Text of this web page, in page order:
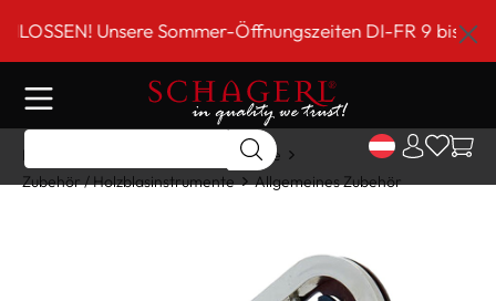
springen
Unsere Sommer-Öffnungszeiten DI-FR 9 bis 18
Home
Holzblasinstrumente
Zubehör / Holzblasinstrumente
Allgemeines Zubehör